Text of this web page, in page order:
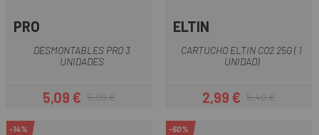
PRO
DESMONTABLES PRO 3
UNIDADES
Precio
5,09 €Precio regular
5,99 €
ELTIN
CARTUCHO ELTIN CO2 25G ( 1
UNIDAD)
Precio
2,99 €Precio regular
5,40 €
-14% -50%